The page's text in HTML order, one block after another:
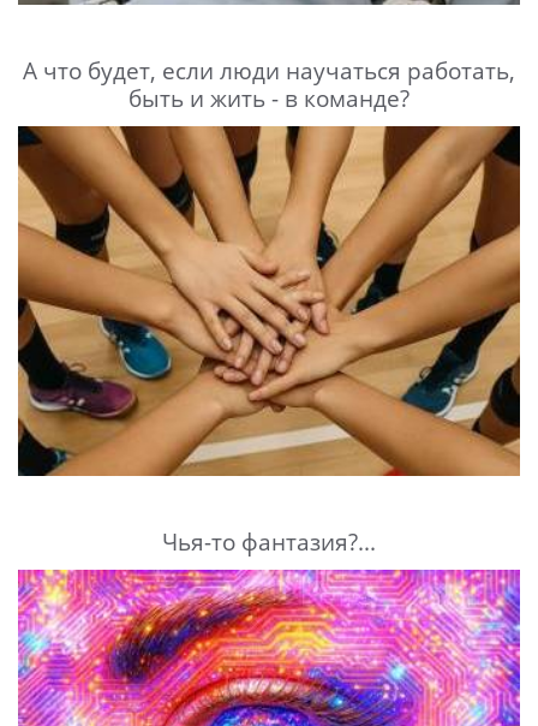
А что будет, если люди научаться работать,
быть и жить - в команде?
Чья-то фантазия?...